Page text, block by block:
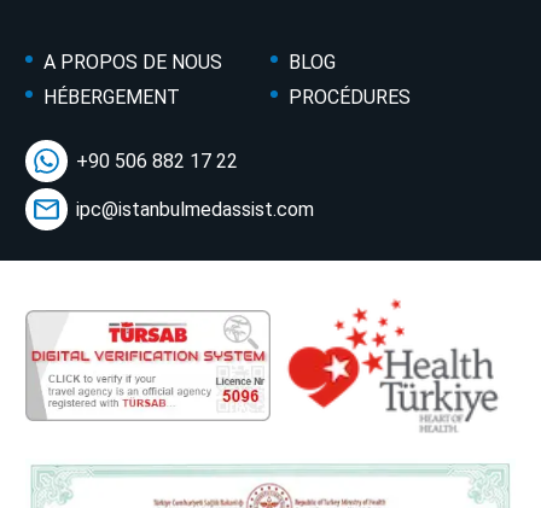
A PROPOS DE NOUS
BLOG
HÉBERGEMENT
PROCÉDURES
+90 506 882 17 22
ipc@istanbulmedassist.com